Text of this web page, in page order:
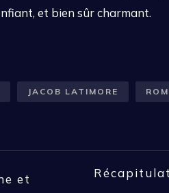
et bien sûr charmant.
JACOB LATIMORE
et